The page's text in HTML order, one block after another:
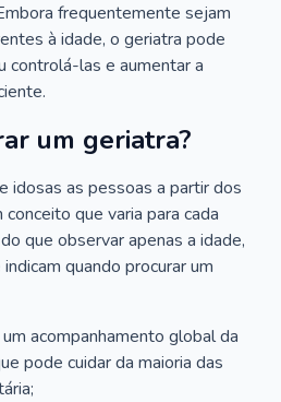
frequentemente sejam
à idade, o geriatra pode
controlá-las e aumentar a
um geriatra?
idosas as pessoas a partir dos
que varia para cada
que observar apenas a idade,
quando procurar um
acompanhamento global da
pode cuidar da maioria das